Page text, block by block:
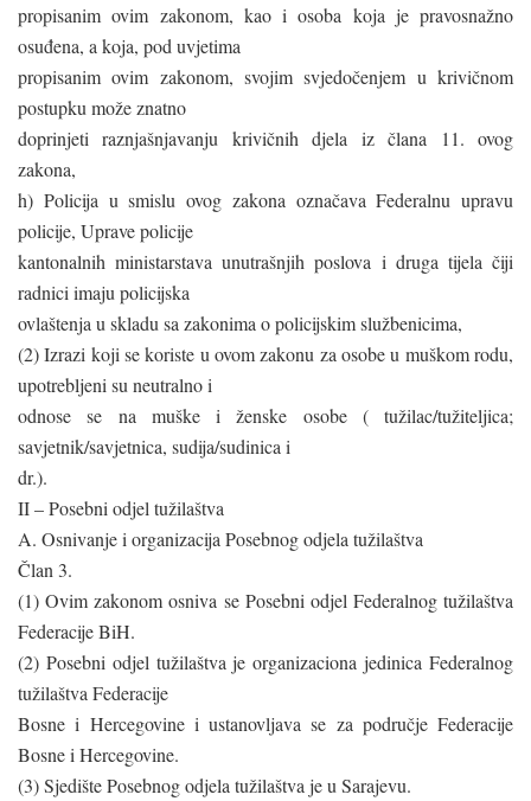
propisanim ovim zakonom, kao i osoba koja je pravosnažno
osuđena, a koja, pod uvjetima
propisanim ovim zakonom, svojim svjedočenjem u krivičnom
postupku može znatno
doprinjeti raznjašnjavanju krivičnih djela iz člana 11. ovog
zakona,
h) Policija u smislu ovog zakona označava Federalnu upravu
policije, Uprave policije
kantonalnih ministarstava unutrašnjih poslova i druga tijela čiji
radnici imaju policijska
ovlaštenja u skladu sa zakonima o policijskim službenicima,
(2) Izrazi koji se koriste u ovom zakonu za osobe u muškom rodu,
upotrebljeni su neutralno i
odnose se na muške i ženske osobe ( tužilac/tužiteljica;
savjetnik/savjetnica, sudija/sudinica i
dr.).
II – Posebni odjel tužilaštva
A. Osnivanje i organizacija Posebnog odjela tužilaštva
Član 3.
(1) Ovim zakonom osniva se Posebni odjel Federalnog tužilaštva
Federacije BiH.
(2) Posebni odjel tužilaštva je organizaciona jedinica Federalnog
tužilaštva Federacije
Bosne i Hercegovine i ustanovljava se za područje Federacije
Bosne i Hercegovine.
(3) Sjedište Posebnog odjela tužilaštva je u Sarajevu.